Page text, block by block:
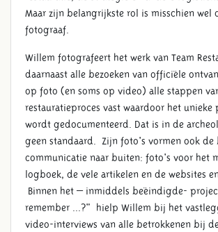
Maar zijn belangrijkste rol is misschien wel
fotograaf.
Willem fotografeert het werk van Team
daarnaast alle bezoeken van officiële
op foto (en soms op video) alle stappen
restauratieproces vast waardoor het
wordt gedocumenteerd. Dat is in de
geen standaard. Zijn foto's vormen ook de
communicatie naar buiten: foto's voor het
logboek, de vele artikelen en de websites
Binnen het – inmiddels beëindigde-
remember ...?" hielp Willem bij het
video-interviews van alle betrokkenen bij